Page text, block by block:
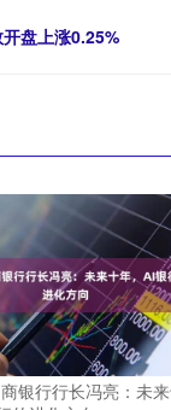
盘上涨0.25%
银行行长冯亮：未